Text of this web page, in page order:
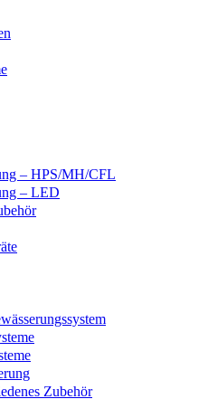
– HPS/MH/CFL
– LED
Zubehör